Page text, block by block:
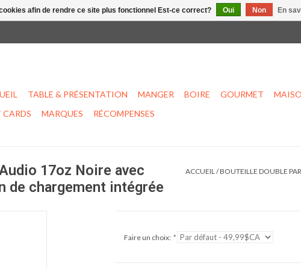
TABLE & PRÉSENTATION MANGER BOIRE GOURMET
CARDS
MARQUES RÉCOMPENSES
17oz Noire avec
de chargement intégrée
ACCUEIL/BOUTEILLE DOUBLE
Faire un choix: *
afin de rendre ce site plus fonctionnel Est-ce correct? Oui Non En